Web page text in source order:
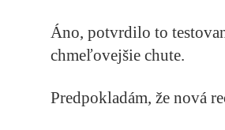
Áno, potvrdilo to
chmeľovejšie chute.
Predpokladám, že nová